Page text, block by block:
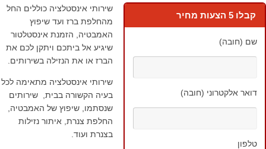
קבלו 5 הצעות מחיר
שם (חובה)
דואר אלקטרוני (חובה)
טלפון
שירותי אינסטלציה כוללים החל
מהחלפת ברז ועד שיפוץ
האמבטיה, הזמנת אינסטלטור
שיגיע אל ביתכם ויתקן לכם את
הברז או את הנזילה בשירותים.
שירותי אינסטלציה מתאימה לכל
בעיה הקשורה בבית, שירותים
שנסתמו, שיפוץ של האמבטיה,
החלפת צנרת, איתור נזילות
בצנרת ועוד.